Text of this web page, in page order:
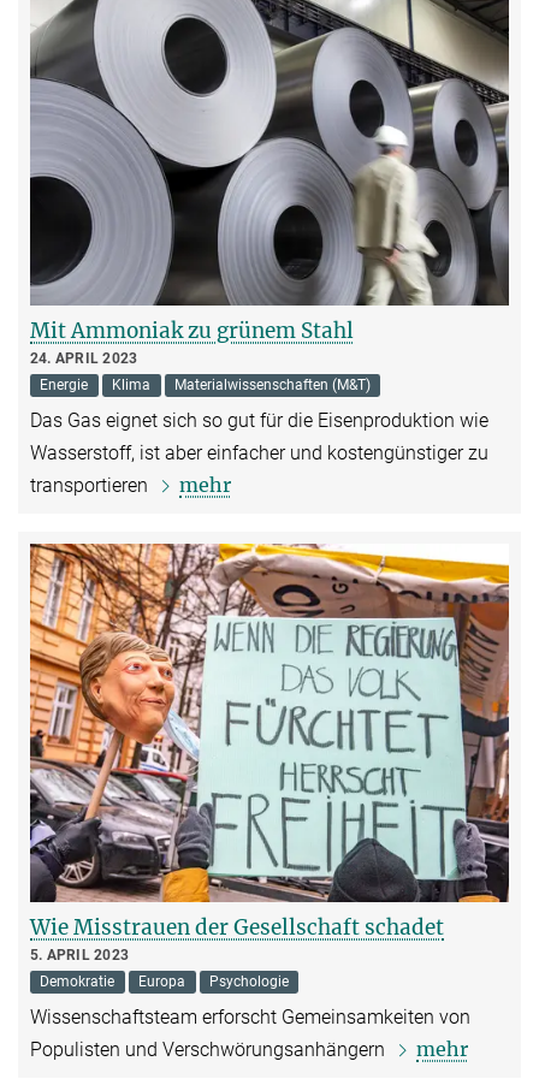
Mit Ammoniak zu grünem Stahl
24. APRIL 2023
Energie
Klima Materialwissenschaften (M&T)
Das Gas eignet sich so gut für die Eisenproduktion wie
Wasserstoff, ist aber einfacher und kostengünstiger zu
transportieren
mehr
Wie Misstrauen der Gesellschaft schadet
5. APRIL 2023
Demokratie
Europa Psychologie
Wissenschaftsteam erforscht Gemeinsamkeiten von
Populisten und Verschwörungsanhängern
mehr